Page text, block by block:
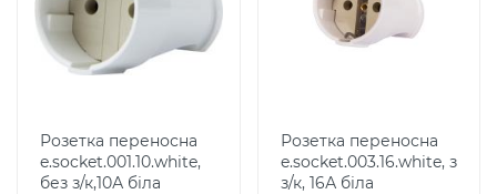
Розетка переносна
e.socket.001.10.white,
без з/к,10А біла
Розетка переносна
e.socket.003.16.white, з
з/к, 16А біла